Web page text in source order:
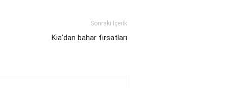
Sonraki İçerik
Kia’dan bahar fırsatları